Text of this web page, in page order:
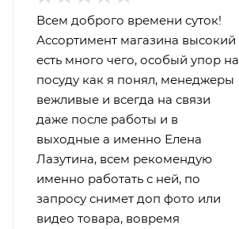
Всем доброго времени суток!
Ассортимент магазина высокий
есть много чего, особый упор на
посуду как я понял, менеджеры
вежливые и всегда на связи
даже после работы и в
выходные а именно Елена
Лазутина, всем рекомендую
именно работать с ней, по
запросу снимет доп фото или
видео товара, вовремя